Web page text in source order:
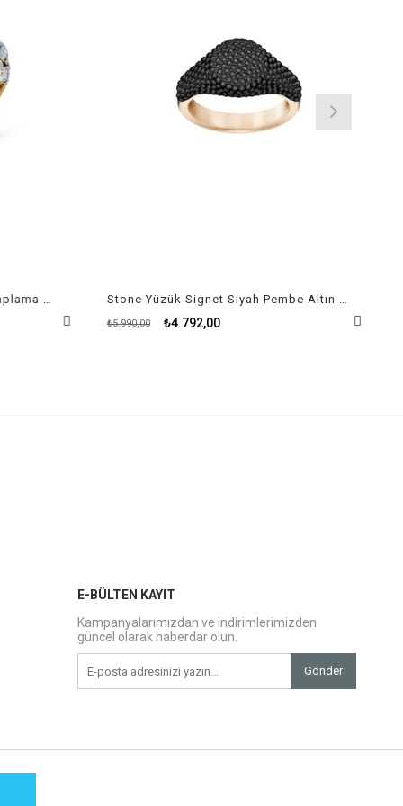
Tropical Yüzük Stones Altın Kaplama 50-52 beden Stone Yüzük Signet Siyah Pembe Altın Kaplama
₺4.792,00
₺5.990,00
E-BÜLTEN KAYIT
Kampanyalarımızdan ve indirimlerimizden
güncel olarak haberdar olun.
Gönder